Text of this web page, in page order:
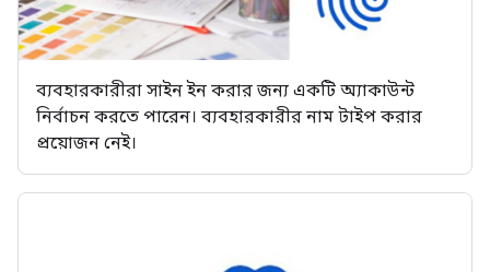
ব্যবহারকারীরা সাইন ইন করার জন্য একটি অ্যাকাউন্ট
নির্বাচন করতে পারেন। ব্যবহারকারীর নাম টাইপ করার
প্রয়োজন নেই।